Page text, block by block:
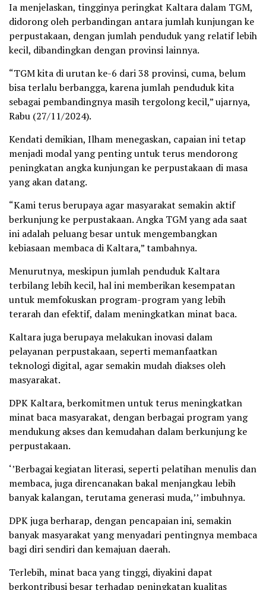
Ia menjelaskan, tingginya peringkat Kaltara dalam TGM,
didorong oleh perbandingan antara jumlah kunjungan ke
perpustakaan, dengan jumlah penduduk yang relatif lebih
kecil, dibandingkan dengan provinsi lainnya.
“TGM kita di urutan ke-6 dari 38 provinsi, cuma, belum
bisa terlalu berbangga, karena jumlah penduduk kita
sebagai pembandingnya masih tergolong kecil,” ujarnya,
Rabu (27/11/2024).
Kendati demikian, Ilham menegaskan, capaian ini tetap
menjadi modal yang penting untuk terus mendorong
peningkatan angka kunjungan ke perpustakaan di masa
yang akan datang.
“Kami terus berupaya agar masyarakat semakin aktif
berkunjung ke perpustakaan. Angka TGM yang ada saat
ini adalah peluang besar untuk mengembangkan
kebiasaan membaca di Kaltara,” tambahnya.
Menurutnya, meskipun jumlah penduduk Kaltara
terbilang lebih kecil, hal ini memberikan kesempatan
untuk memfokuskan program-program yang lebih
terarah dan efektif, dalam meningkatkan minat baca.
Kaltara juga berupaya melakukan inovasi dalam
pelayanan perpustakaan, seperti memanfaatkan
teknologi digital, agar semakin mudah diakses oleh
masyarakat.
DPK Kaltara, berkomitmen untuk terus meningkatkan
minat baca masyarakat, dengan berbagai program yang
mendukung akses dan kemudahan dalam berkunjung ke
perpustakaan.
‘’Berbagai kegiatan literasi, seperti pelatihan menulis dan
membaca, juga direncanakan bakal menjangkau lebih
banyak kalangan, terutama generasi muda,’’ imbuhnya.
DPK juga berharap, dengan pencapaian ini, semakin
banyak masyarakat yang menyadari pentingnya membaca
bagi diri sendiri dan kemajuan daerah.
Terlebih, minat baca yang tinggi, diyakini dapat
berkontribusi besar terhadap peningkatan kualitas